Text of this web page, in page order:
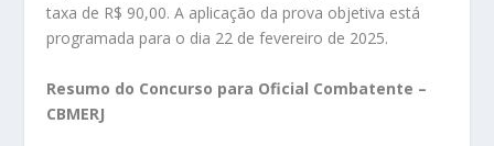
taxa de R$ 90,00. A aplicação da prova objetiva está
programada para o dia 22 de fevereiro de 2025.
Resumo do Concurso para Oficial Combatente –
CBMERJ